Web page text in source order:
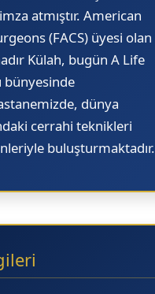
atmıştır. American
(FACS) üyesi olan
Külah, bugün A Life
bünyesinde
dünya
cerrahi teknikleri
buluşturmaktadır.